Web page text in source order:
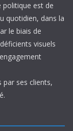
politique est de
quotidien, dans la
le biais de
visuels
par ses clients,